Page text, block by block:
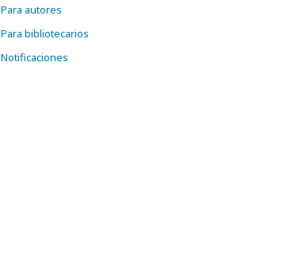
Para autores
Para bibliotecarios
Notificaciones